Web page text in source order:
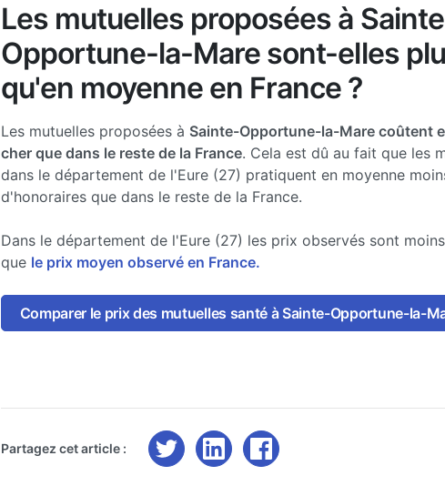
Les mutuelles proposées à
Opportune-la-Mare sont-elles
qu'en moyenne en France ?
Les mutuelles proposées à Sainte-Opportune-la-Mare coûtent
cher que dans le reste de la France. Cela est dû au fait que les
dans le département de l'Eure (27) pratiquent en moyenne
d'honoraires que dans le reste de la France.
Dans le département de l'Eure (27) les prix observés sont
que le prix moyen observé en France.
Comparer le prix des mutuelles santé à Sainte-Opportune-la-
Partagez cet article :